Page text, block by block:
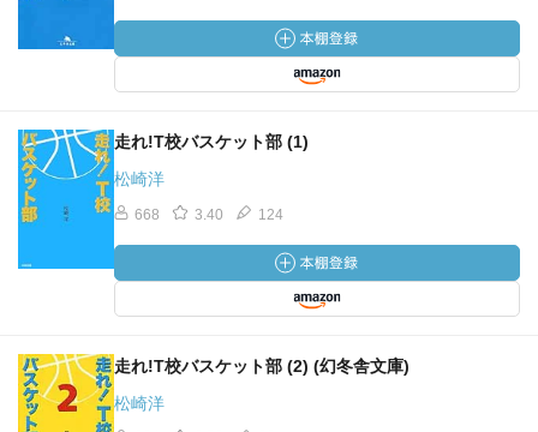
走れ!T校バスケット部 (1)
松崎洋
668 3.40 124
走れ!T校バスケット部 (2) (幻冬舎文庫)
松崎洋